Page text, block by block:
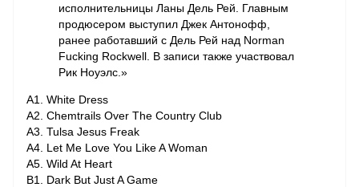
исполнительницы Ланы Дель Рей. Главным
продюсером выступил Джек Антонофф,
ранее работавший с Дель Рей над Norman
Fucking Rockwell. В записи также участвовал
Рик Ноуэлс.»
A1. White Dress
A2. Chemtrails Over The Country Club
A3. Tulsa Jesus Freak
A4. Let Me Love You Like A Woman
A5. Wild At Heart
B1. Dark But Just A Game